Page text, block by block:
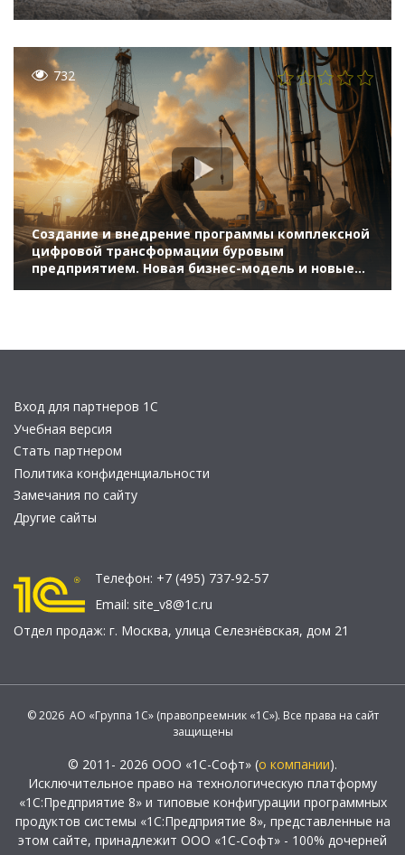
732
Создание и внедрение программы комплексной
цифровой трансформации буровым
предприятием. Новая бизнес-модель и новые
подходы (Бизнес-форум 1С:ERP онлайн 18 ноября
Вход для партнеров 1С
Учебная версия
Стать партнером
Политика конфиденциальности
Замечания по сайту
Другие сайты
Телефон: +7 (495) 737-92-57
Email: site_v8@1c.ru
Отдел продаж: г. Москва, улица Селезнёвская, дом 21
© 2026 АО «Группа 1С» (правопреемник «1С»). Все права на сайт
защищены
© 2011- 2026 ООО «1С-Софт» (о компании).
Исключительное право на технологическую платформу
«1С:Предприятие 8» и типовые конфигурации программных
продуктов системы «1С:Предприятие 8», представленные на
этом сайте, принадлежит ООО «1С-Софт» - 100% дочерней